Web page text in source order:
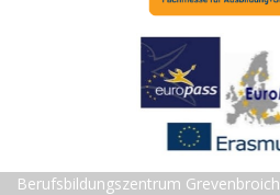
Berufsbildungszentrum Grevenbroich